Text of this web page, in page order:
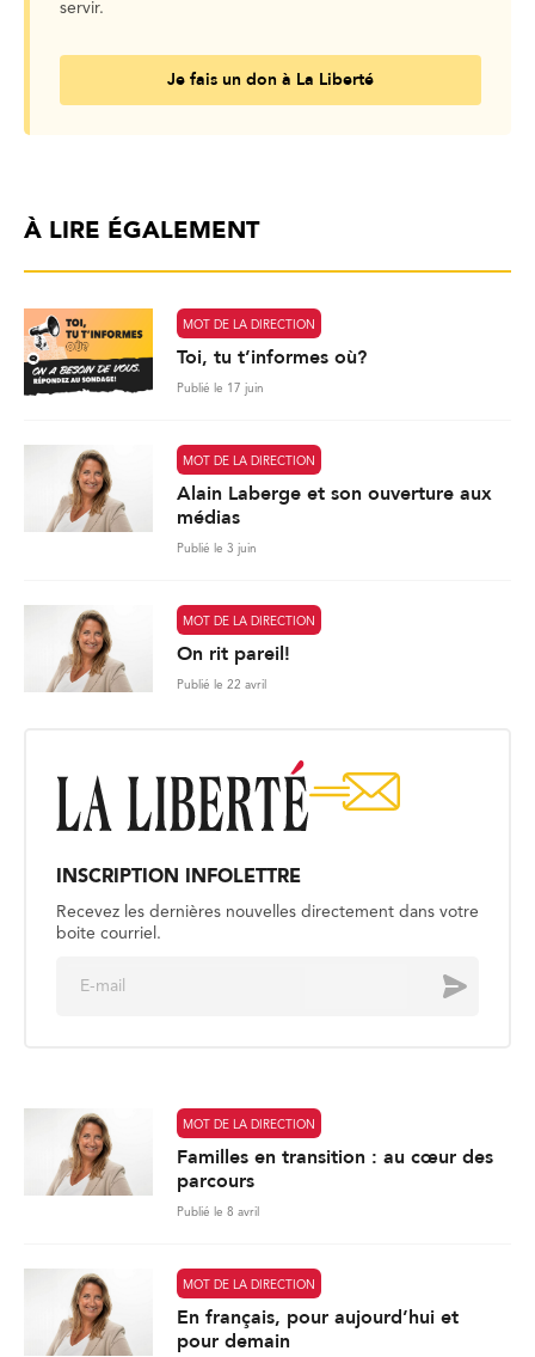
servir.
Je fais un don à La Liberté
À LIRE ÉGALEMENT
MOT DE LA DIRECTION
Toi, tu t’informes où?
Publié le 17 juin
MOT DE LA DIRECTION
Alain Laberge et son ouverture aux
médias
Publié le 3 juin
MOT DE LA DIRECTION
On rit pareil!
Publié le 22 avril
INSCRIPTION INFOLETTRE
Recevez les dernières nouvelles directement dans votre
boite courriel.
Envoyer
MOT DE LA DIRECTION
Familles en transition : au cœur des
parcours
Publié le 8 avril
MOT DE LA DIRECTION
En français, pour aujourd’hui et
pour demain